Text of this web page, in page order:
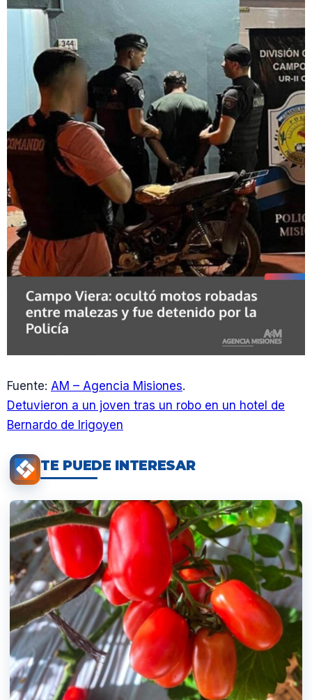
Fuente: AM – Agencia Misiones.
Detuvieron a un joven tras un robo en un hotel de
Bernardo de Irigoyen
TE PUEDE INTERESAR